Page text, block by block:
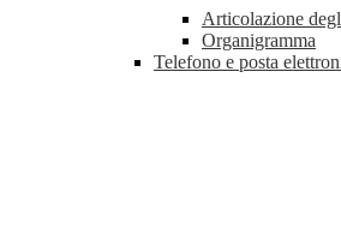
Articolazione
Organigramma
Telefono e posta